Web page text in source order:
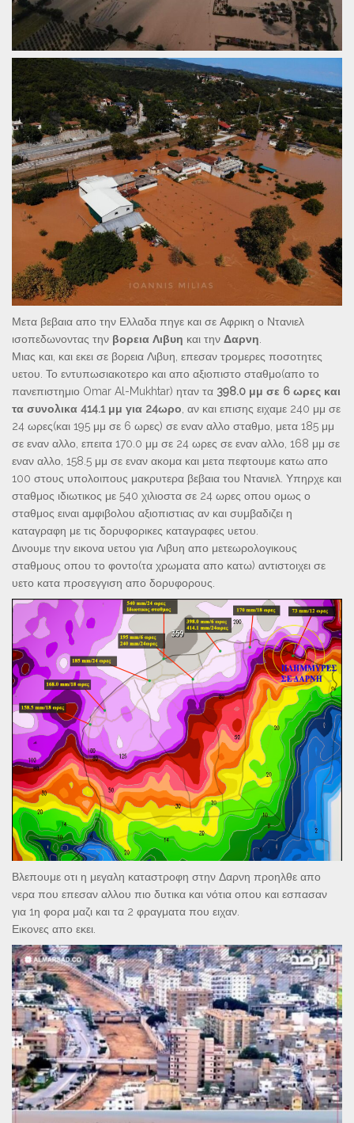
Μετα βεβαια απο την Ελλαδα πηγε και σε Αφρικη ο Ντανιελ
ισοπεδωνοντας την βορεια Λιβυη και την Δαρνη.
Μιας και, και εκει σε βορεια Λιβυη, επεσαν τρομερες ποσοτητες
υετου. Το εντυπωσιακοτερο και απο αξιοπιστο σταθμο(απο το
πανεπιστημιο Omar Al-Mukhtar) ηταν τα 398.0 μμ σε 6 ωρες και
τα συνολικα 414.1 μμ για 24ωρο, αν και επισης ειχαμε 240 μμ σε
24 ωρες(και 195 μμ σε 6 ωρες) σε εναν αλλο σταθμο, μετα 185 μμ
σε εναν αλλο, επειτα 170.0 μμ σε 24 ωρες σε εναν αλλο, 168 μμ σε
εναν αλλο, 158.5 μμ σε εναν ακομα και μετα πεφτουμε κατω απο
100 στους υπολοιπους μακρυτερα βεβαια του Ντανιελ. Υπηρχε και
σταθμος ιδιωτικος με 540 χιλιοστα σε 24 ωρες οπου ομως ο
σταθμος ειναι αμφιβολου αξιοπιστιας αν και συμβαδιζει η
καταγραφη με τις δορυφορικες καταγραφες υετου.
Δινουμε την εικονα υετου για Λιβυη απο μετεωρολογικους
σταθμους οπου το φοντο(τα χρωματα απο κατω) αντιστοιχει σε
υετο κατα προσεγγιση απο δορυφορους.
Βλεπουμε οτι η μεγαλη καταστροφη στην Δαρνη προηλθε απο
νερα που επεσαν αλλου πιο δυτικα και νότια οπου και εσπασαν
για 1η φορα μαζι και τα 2 φραγματα που ειχαν.
Εικονες απο εκει.